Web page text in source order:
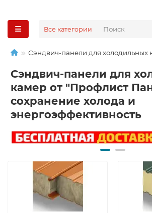
Все категории
Сэндвич-панели для холодильных
Сэндвич-панели для
камер от "Профлист
сохранение холода и
энергоэффективность